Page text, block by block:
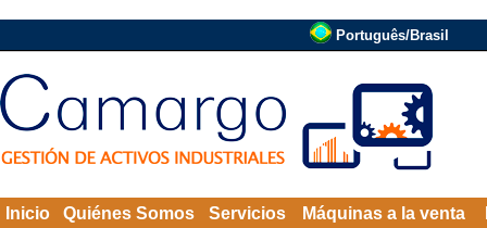
Português/Brasil
Inicio Quiénes Somos Servicios Máquinas a la venta